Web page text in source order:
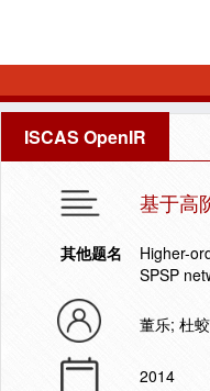
ISCAS OpenIR
基于高
其他题名
Higher-
SPSP
董乐; 杜
2014